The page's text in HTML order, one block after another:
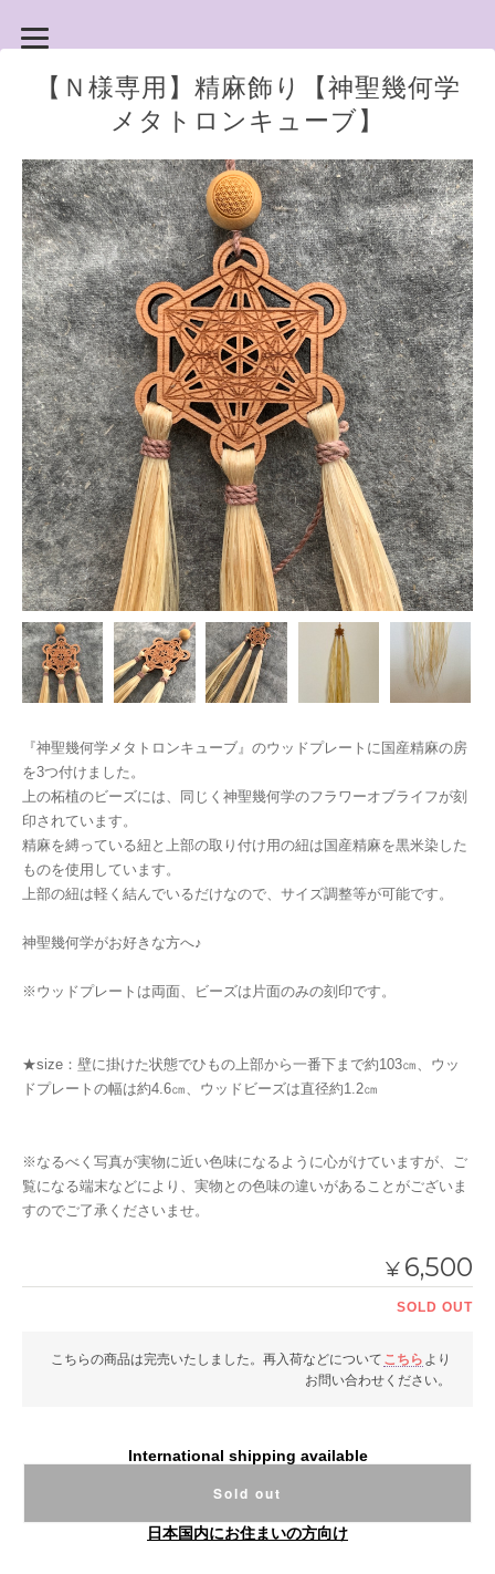
【Ｎ様専用】精麻飾り【神聖幾何学
メタトロンキューブ】
『神聖幾何学メタトロンキューブ』のウッドプレートに国産精麻の房
を3つ付けました。
上の柘植のビーズには、同じく神聖幾何学のフラワーオブライフが刻
印されています。
精麻を縛っている紐と上部の取り付け用の紐は国産精麻を黒米染した
ものを使用しています。
上部の紐は軽く結んでいるだけなので、サイズ調整等が可能です。
神聖幾何学がお好きな方へ♪
※ウッドプレートは両面、ビーズは片面のみの刻印です。
★size：壁に掛けた状態でひもの上部から一番下まで約103㎝、ウッ
ドプレートの幅は約4.6㎝、ウッドビーズは直径約1.2㎝
※なるべく写真が実物に近い色味になるように心がけていますが、ご
覧になる端末などにより、実物との色味の違いがあることがございま
すのでご了承くださいませ。
¥ 6,500
SOLD OUT
こちらの商品は完売いたしました。再入荷などについて こちら より
お問い合わせください。
International shipping available
Sold out
日本国内にお住まいの方向け